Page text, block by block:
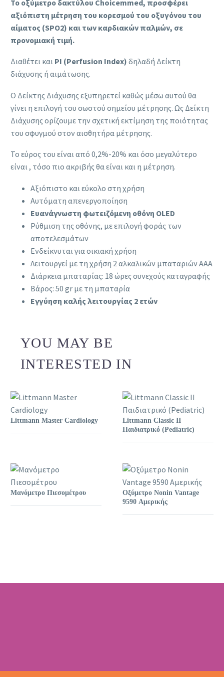
Το οξύμετρο δακτύλου Choicemmed, προσφέρει
αξιόπιστη μέτρηση του κορεσμού του οξυγόνου του
αίματος (SPO2) και των καρδιακών παλμών, σε
προνομιακή τιμή.
Διαθέτει και PI (Perfusion Index) δηλαδή Δείκτη
διάχυσης ή αιμάτωσης.
Ο Δείκτης Διάχυσης εξυπηρετεί καθώς μέσω αυτού θα
γίνει η επιλογή του σωστού σημείου μέτρησης. Ως Δείκτη
Διάχυσης ορίζουμε την σχετική εκτίμηση της ποιότητας
του σφυγμού στον αισθητήρα μέτρησης.
Το εύρος του είναι από 0,2%-20% και όσο μεγαλύτερο
είναι , τόσο πιο ακριβής θα είναι και η μέτρηση.
Αξιόπιστο και εύκολο στη χρήση
Αυτόματη απενεργοποίηση
Ευανάγνωστη φωτειζόμενη οθόνη OLED
Ρύθμιση της οθόνης, με επιλογή φοράς των
αποτελεσμάτων
Ενδείκνυται για οικιακή χρήση
Λειτουργεί με τη χρήση 2 αλκαλικών μπαταριών ΑΑΑ
Διάρκεια μπαταρίας: 18 ώρες συνεχούς καταγραφής
Βάρος: 50 gr με τη μπαταρία
Εγγύηση καλής λειτουργίας 2 ετών
YOU MAY BE
INTERESTED IN
Littmann Master Cardiology
Littmann Classic II
Παιδιατρικό (Pediatric)
Μανόμετρο Πιεσομέτρου
Οξύμετρο Nonin Vantage
9590 Αμερικής